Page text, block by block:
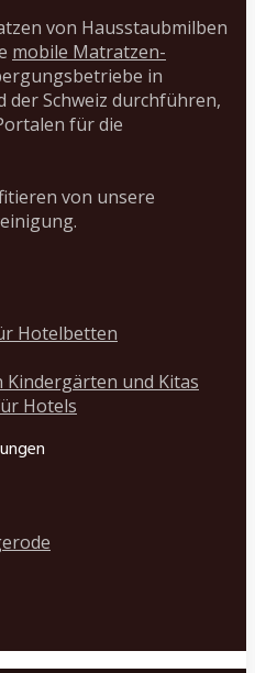
von Hausstaubmilben
mobile Matratzen-
in
der Schweiz durchführen,
für die
von unsere
Hotelbetten
und Kitas
Hotels